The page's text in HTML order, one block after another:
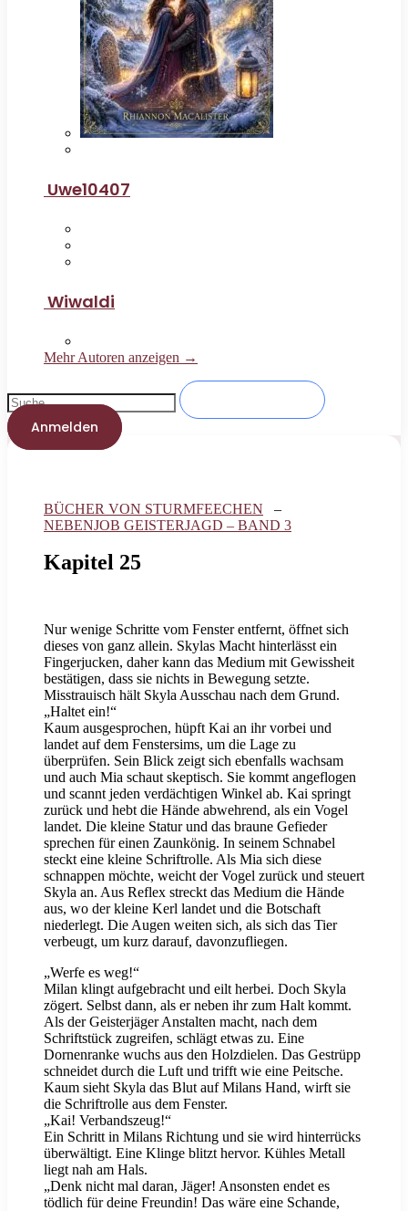
Uwe10407
Wiwaldi
Mehr Autoren anzeigen →
Anmelden
BÜCHER VON STURMFEECHEN –
NEBENJOB GEISTERJAGD – BAND 3
Kapitel 25
Nur wenige Schritte vom Fenster entfernt, öffnet sich
dieses von ganz allein. Skylas Macht hinterlässt ein
Fingerjucken, daher kann das Medium mit Gewissheit
bestätigen, dass sie nichts in Bewegung setzte.
Misstrauisch hält Skyla Ausschau nach dem Grund.
„Haltet ein!“
Kaum ausgesprochen, hüpft Kai an ihr vorbei und
landet auf dem Fenstersims, um die Lage zu
überprüfen. Sein Blick zeigt sich ebenfalls wachsam
und auch Mia schaut skeptisch. Sie kommt angeflogen
und scannt jeden verdächtigen Winkel ab. Kai springt
zurück und hebt die Hände abwehrend, als ein Vogel
landet. Die kleine Statur und das braune Gefieder
sprechen für einen Zaunkönig. In seinem Schnabel
steckt eine kleine Schriftrolle. Als Mia sich diese
schnappen möchte, weicht der Vogel zurück und steuert
Skyla an. Aus Reflex streckt das Medium die Hände
aus, wo der kleine Kerl landet und die Botschaft
niederlegt. Die Augen weiten sich, als sich das Tier
verbeugt, um kurz darauf, davonzufliegen.
„Werfe es weg!“
Milan klingt aufgebracht und eilt herbei. Doch Skyla
zögert. Selbst dann, als er neben ihr zum Halt kommt.
Als der Geisterjäger Anstalten macht, nach dem
Schriftstück zugreifen, schlägt etwas zu. Eine
Dornenranke wuchs aus den Holzdielen. Das Gestrüpp
schneidet durch die Luft und trifft wie eine Peitsche.
Kaum sieht Skyla das Blut auf Milans Hand, wirft sie
die Schriftrolle aus dem Fenster.
„Kai! Verbandszeug!“
Ein Schritt in Milans Richtung und sie wird hinterrücks
überwältigt. Eine Klinge blitzt hervor. Kühles Metall
liegt nah am Hals.
„Denk nicht mal daran, Jäger! Ansonsten endet es
tödlich für deine Freundin! Das wäre eine Schande,